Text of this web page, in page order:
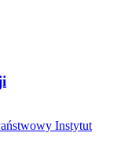
Instytut